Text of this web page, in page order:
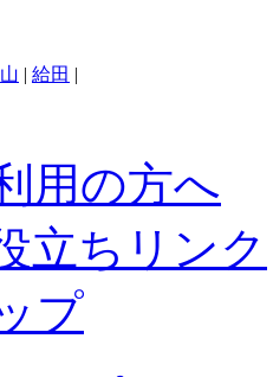
| 給田 |
用の方へ
立ちリンク
プ